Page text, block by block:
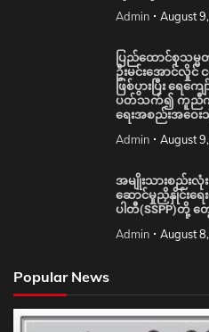
Admin August
ပြည်ထောင်စုသမ္မ
ဦးမင်းအောင်လှိုင်
ဖြစ်ပွားပြီး ရေက
ပတ်သက်၍ ကူညီက
ရေးအစည်းအဝေ
Admin August
အမျိုးသားစည်းလုံး
ဆောင်မှုညှိနှိုင်းရေ
ပါတီ(SSPP)တို့ တွ
Admin August
Popular News